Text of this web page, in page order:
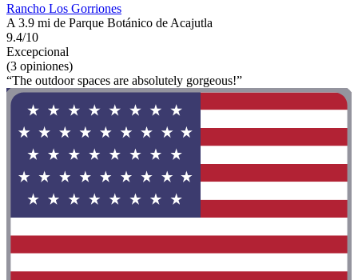
Rancho Los Gorriones
A 3.9 mi de Parque Botánico de Acajutla
9.4/10
Excepcional
(3 opiniones)
“The outdoor spaces are absolutely gorgeous!”